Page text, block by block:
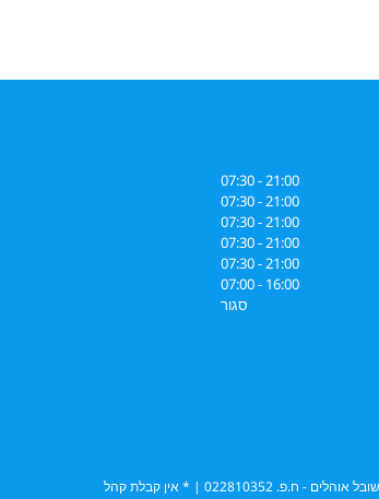
21:00 - 07:30
21:00 - 07:30
21:00 - 07:30
21:00 - 07:30
21:00 - 07:30
16:00 - 07:00
סגור
| * אין קבלת קהל